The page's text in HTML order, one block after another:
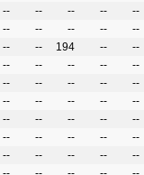
-- -- -- --
--
-- -- -- --
--
-- -- 194 --
--
-- -- -- --
--
-- -- -- --
--
-- -- -- --
--
-- -- -- --
--
-- -- -- --
--
-- -- -- --
--